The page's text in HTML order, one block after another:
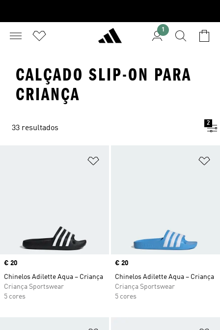
1
CALÇADO SLIP-ON PARA
CRIANÇA
33 resultados
2
Price
€ 20
Chinelos Adilette Aqua – Criança
Criança Sportswear
5 cores
Price
€ 20
Chinelos Adilette Aqua – Criança
Criança Sportswear
5 cores